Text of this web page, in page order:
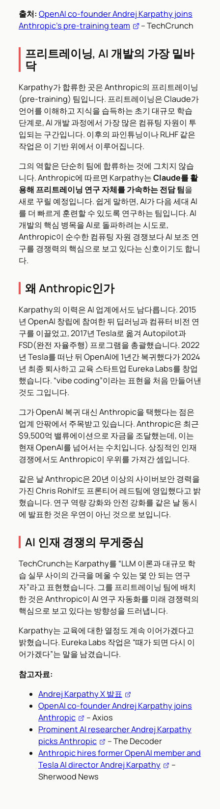
출처: OpenAI co-founder Andrej Karpathy joins
Anthropic’s pre-training team
– TechCrunch
프리트레이닝, AI 개발의 가장 밑바
닥
Karpathy가 합류한 곳은 Anthropic의 프리트레이닝
(pre-training) 팀입니다. 프리트레이닝은 Claude가
언어를 이해하고 지식을 습득하는 초기 대규모 학습
단계로, AI 개발 과정에서 가장 많은 컴퓨팅 자원이 투
입되는 구간입니다. 이후의 파인튜닝이나 RLHF 같은
작업은 이 기반 위에서 이루어집니다.
그의 역할은 단순히 팀에 합류하는 것에 그치지 않습
니다. Anthropic에 따르면 Karpathy는Claude를 활
용해 프리트레이닝 연구 자체를 가속하는 전담 팀을
새로 꾸릴 예정입니다. 쉽게 말하면, AI가 다음 세대 AI
를 더 빠르게 훈련할 수 있도록 연구하는 팀입니다. AI
개발의 핵심 병목을 AI로 돌파하려는 시도로,
Anthropic이 순수한 컴퓨팅 자원 경쟁보다 AI 보조 연
구를 경쟁력의 핵심으로 보고 있다는 신호이기도 합니
다.
왜 Anthropic인가
Karpathy의 이력은 AI 업계에서도 남다릅니다. 2015
년 OpenAI 창립에 참여한 뒤 딥러닝과 컴퓨터 비전 연
구를 이끌었고, 2017년 Tesla로 옮겨 Autopilot과
FSD(완전 자율주행) 프로그램을 총괄했습니다. 2022
년 Tesla를 떠난 뒤 OpenAI에 1년간 복귀했다가 2024
년 최종 퇴사하고 교육 스타트업 Eureka Labs를 창업
했습니다. “vibe coding”이라는 표현을 처음 만들어낸
것도 그입니다.
그가 OpenAI 복귀 대신 Anthropic을 택했다는 점은
업계 안팎에서 주목받고 있습니다. Anthropic은 최근
$9,500억 밸류에이션으로 자금을 조달했는데, 이는
현재 OpenAI를 넘어서는 수치입니다. 상징적인 인재
경쟁에서도 Anthropic이 우위를 가져간 셈입니다.
같은 날 Anthropic은 20년 이상의 사이버보안 경력을
가진 Chris Rohlf도 프론티어 레드팀에 영입했다고 밝
혔습니다. 연구 역량 강화와 안전 강화를 같은 날 동시
에 발표한 것은 우연이 아닌 것으로 보입니다.
AI 인재 경쟁의 무게중심
TechCrunch는 Karpathy를 “LLM 이론과 대규모 학
습 실무 사이의 간극을 메울 수 있는 몇 안 되는 연구
자”라고 표현했습니다. 그를 프리트레이닝 팀에 배치
한 것은 Anthropic이 AI 연구 자동화를 미래 경쟁력의
핵심으로 보고 있다는 방향성을 드러냅니다.
Karpathy는 교육에 대한 열정도 계속 이어가겠다고
밝혔습니다. Eureka Labs 작업은 “때가 되면 다시 이
어가겠다”는 말을 남겼습니다.
참고자료:
Andrej Karpathy X 발표
OpenAI co-founder Andrej Karpathy joins
Anthropic
– Axios
Prominent AI researcher Andrej Karpathy
picks Anthropic
– The Decoder
Anthropic hires former OpenAI member and
Tesla AI director Andrej Karpathy
–
Sherwood News